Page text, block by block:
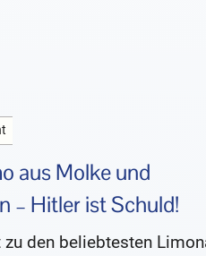
aus Molke und
– Hitler ist Schuld!
zu den beliebtesten